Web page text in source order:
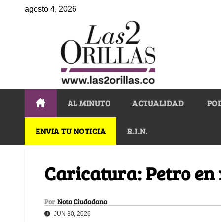
agosto 4, 2026
AL MINUTO ACTUALIDAD
ENVIA TU NOTICIA R.I.N.
Caricatura: Petro
Por Nota Ciudadana
JUN 30, 2026